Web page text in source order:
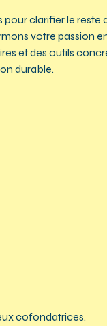
pour clarifier le reste
votre passion
et des outils
durable.
cofondatrices.